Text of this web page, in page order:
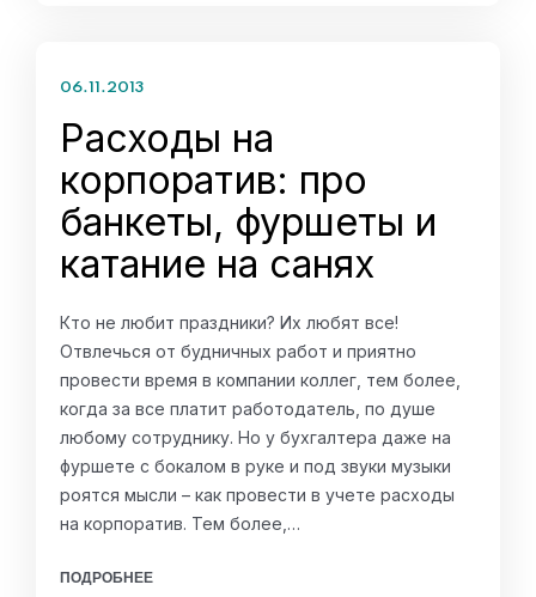
06.11.2013
Расходы на
корпоратив: про
банкеты, фуршеты и
катание на санях
Кто не любит праздники? Их любят все!
Отвлечься от будничных работ и приятно
провести время в компании коллег, тем более,
когда за все платит работодатель, по душе
любому сотруднику. Но у бухгалтера даже на
фуршете с бокалом в руке и под звуки музыки
роятся мысли – как провести в учете расходы
на корпоратив. Тем более,…
ПОДРОБНЕЕ